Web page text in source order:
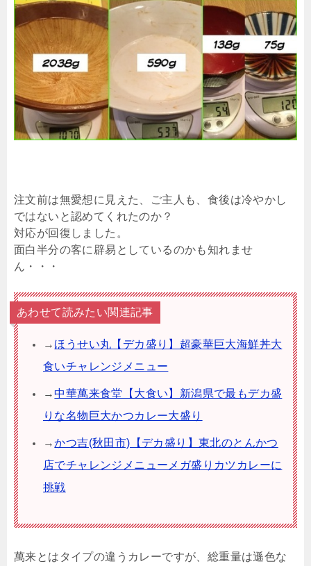
注文前は無愛想に見えた、ご主人も、食後は冷やかし
ではないと認めてくれたのか？
対応が回復しました。
面白半分の客に辟易としているのかも知れませ
ん・・・
あわせて読みたい関連記事
→ ほうせい丸【デカ盛り】超豪華巨大海鮮丼大
食いチャレンジメニュー
→中華萬来食堂【大食い】新潟県で最もデカ盛
りな名物巨大かつカレー大盛り
→かつ吉(秋田市)【デカ盛り】東北のとんかつ
店でチャレンジメニューメガ盛りカツカレーに
挑戦
萬来とはタイプの違うカレーですが、総重量は遜色な